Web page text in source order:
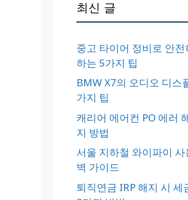
최신 글
중고 타이어 정비로 안전
하는 5가지 팁
BMW X7의 오디오 디스
가지 팁
캐리어 에어컨 PO 에러
지 방법
서울 지하철 와이파이
벽 가이드
퇴직연금 IRP 해지 시 세